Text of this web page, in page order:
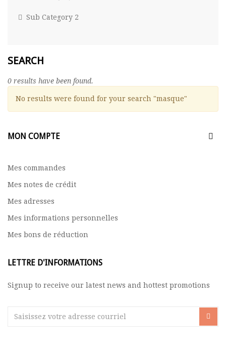
Sub Category 2
SEARCH
0 results have been found.
No results were found for your search "masque"
MON COMPTE
Mes commandes
Mes notes de crédit
Mes adresses
Mes informations personnelles
Mes bons de réduction
LETTRE D'INFORMATIONS
Signup to receive our latest news and hottest promotions